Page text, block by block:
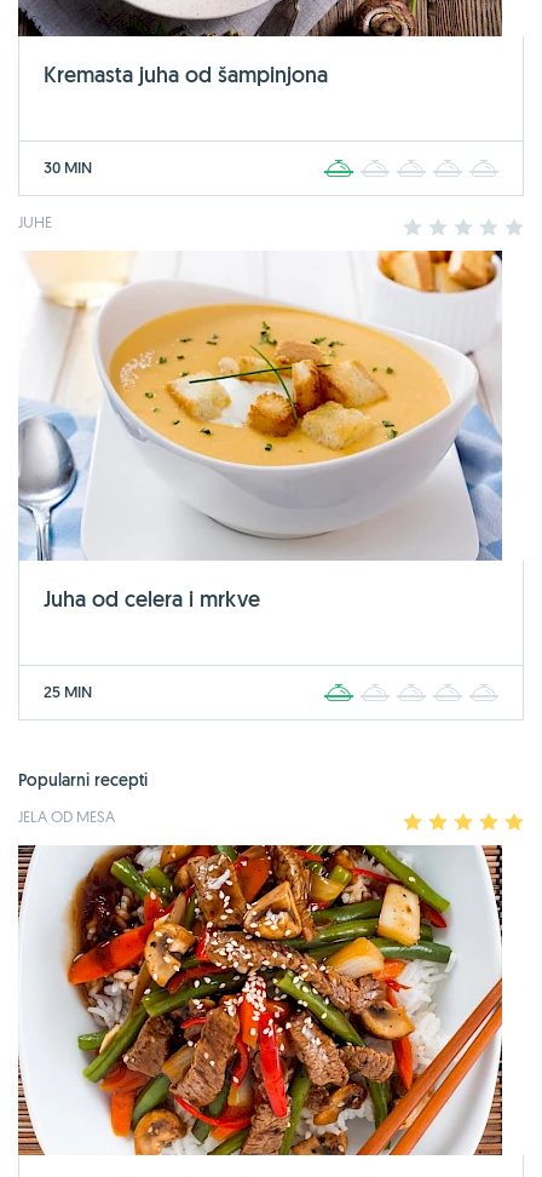
Kremasta juha od šampinjona
30 MIN 2 3 4
JUHE 2 3 4
Juha od celera i mrkve
25 MIN 2 3 4
Popularni recepti
JELA OD MESA 2 3 4